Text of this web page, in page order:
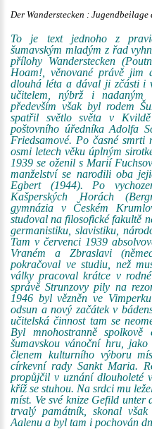
Der Wanderstecken :
To je text jednoho z
šumavským mladým z řad
přílohy Wanderstecken
Hoam!, věnované právě
dlouhá léta a dával ji zčásti i
učitelem, nýbrž i nadaným
především však byl rodem
spatřil světlo světa v
poštovního úředníka Adolfa
Friedsamové. Po časné
osmi letech věku úplným
1939 se oženil s Marií
manželství se narodili oba
Egbert (1944). Po
Kašperských Horách
gymnázia v Českém
studoval na filosofické fakultě
germanistiku, slavistiku,
Tam v červenci 1939
Vraném a Zbraslavi
pokračoval ve studiu, než
války pracoval krátce v
správě Strunzovy pily na
1946 byl vězněn ve
odsun a nový začátek v
učitelská činnost tam se
Byl mnohostranně spolkově
šumavskou vánoční hru,
členem kulturního výboru
církevní rady Sankt Maria.
propůjčil v uznání dlouholeté
kříž se stuhou. Na srdci mu
míst. Ve své knize Gefild unter
trvalý památník, skonal
Aalenu a byl tam i pochován